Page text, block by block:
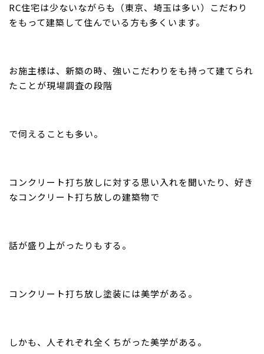
RC住宅は少ないながらも（東京、埼玉は多い）こだわり
をもって建築して住んでいる方も多くいます。
お施主様は、新築の時、強いこだわりをも持って建てられ
たことが現場調査の段階
で伺えることも多い。
コンクリート打ち放しに対する思い入れを聞いたり、好き
なコンクリート打ち放しの建築物で
話が盛り上がったりもする。
コンクリート打ち放し塗装には美学がある。
しかも、人それぞれ全くちがった美学がある。